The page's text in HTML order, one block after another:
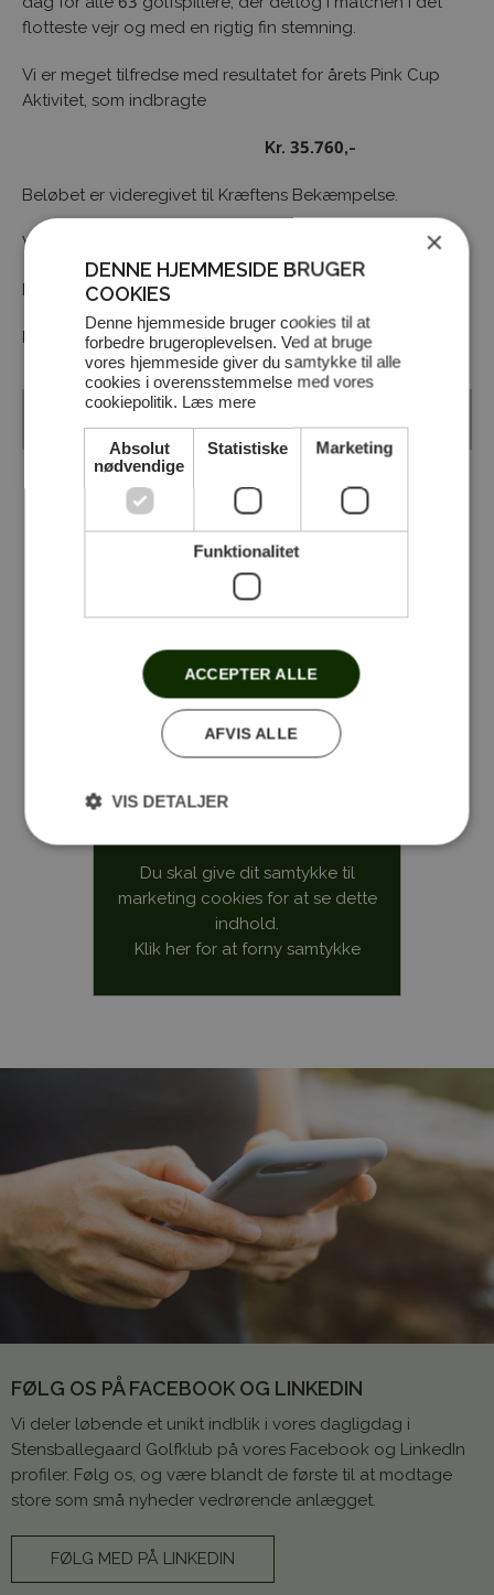
flotteste vejr og med en rigtig fin stemning.
Vi er meget tilfredse med resultatet for årets Pink Cup
Aktivitet, som indbragte
Kr. 35.760,-
Beløbet er videregivet til Kræftens Bekæmpelse.
Vi ser frem til at mødes omkring Pink Cup i 2021.
Mange taknemmelige hilsner
Pink Cup Udvalget – Stensballegaard Golf
DEL NYHEDEN MED DIT NETVÆRK
Følg med på Facebook
Du skal give dit samtykke til
marketing cookies for at se dette
indhold.
Klik her for at forny samtykke
FØLG OS PÅ FACEBOOK OG LINKEDIN
Vi deler løbende et unikt indblik i vores dagligdag i
Stensballegaard Golfklub på vores Facebook og LinkedIn
profiler. Følg os, og være blandt de første til at modtage
store som små nyheder vedrørende anlægget.
FØLG MED PÅ LINKEDIN
×
DENNE HJEMMESIDE BRUGER
COOKIES
Denne hjemmeside bruger cookies til at
forbedre brugeroplevelsen. Ved at bruge
vores hjemmeside giver du samtykke til alle
cookies i overensstemmelse med vores
cookiepolitik. Læs mere
Absolut
nødvendige
Statistiske Marketing
Funktionalitet
ACCEPTER ALLE
AFVIS ALLE
VIS DETALJER